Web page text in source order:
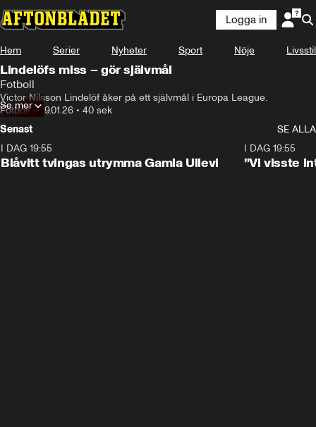
Logga in
Hem Serier Nyheter Sport Nöje Livsstil
Lindelöfs miss – gör självmål
Fotboll
Victor Nilsson Lindelöf åker på ett självmål i Europa League.
Fotboll•29.01.26 • 40 sek
Se mer
Senast
SE ALLA
I DAG 19:55
Blåvitt tvingas utrymma Gamla Ullevi
I DAG 19:55
”Vi visste